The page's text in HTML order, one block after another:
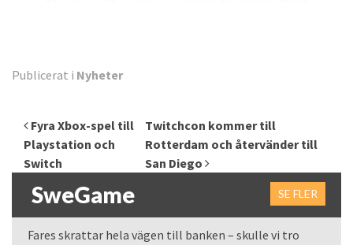
Publicerat i Nyheter
Inläggsnavigering
Fyra Xbox-spel till
Playstation och
Switch
Twitchcon kommer till
Rotterdam och återvänder till
San Diego
SweGame SE FLER
Fares skrattar hela vägen till banken – skulle vi tro